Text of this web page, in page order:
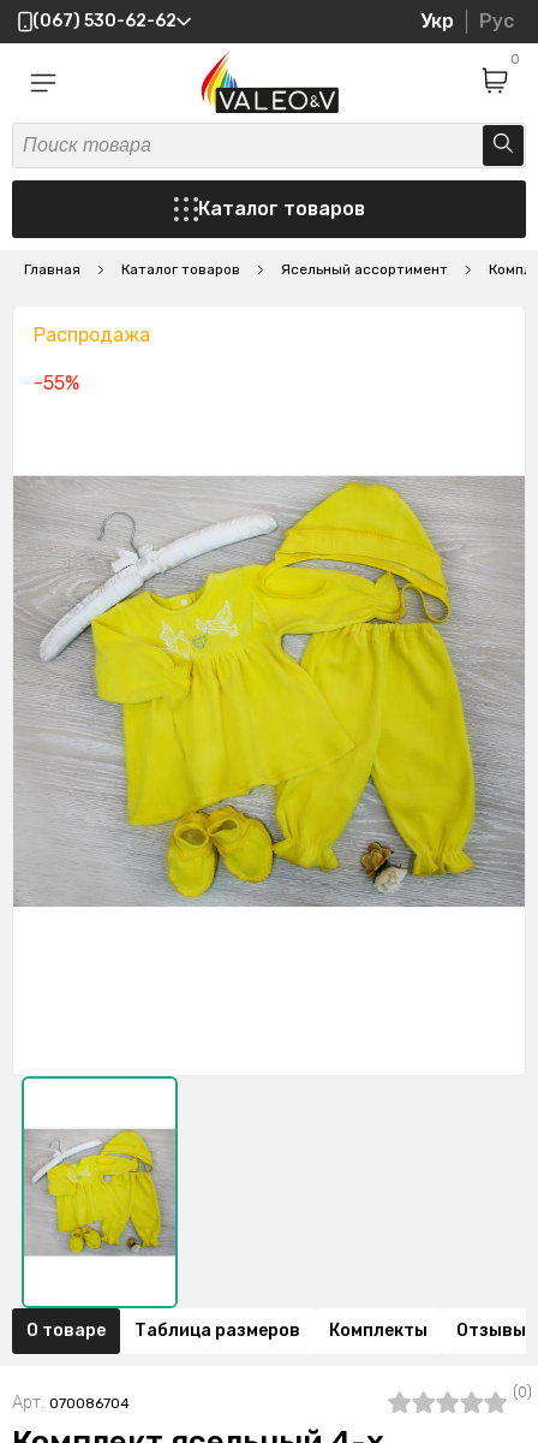
(067) 530-62-62 Укр Рус
0
Каталог товаров
Главная Каталог товаров Ясельный ассортимент
Распродажа
-55%
О товаре Таблица размеров Комплекты Отзывы
Арт. 070086704
(0)